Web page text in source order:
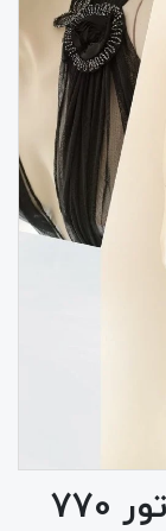
لباس خواب چاکدار بلند تور 770